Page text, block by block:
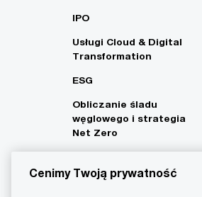
IPO
Usługi Cloud & Digital
Transformation
ESG
Obliczanie śladu
węglowego i strategia
Net Zero
Cenimy Twoją prywatność